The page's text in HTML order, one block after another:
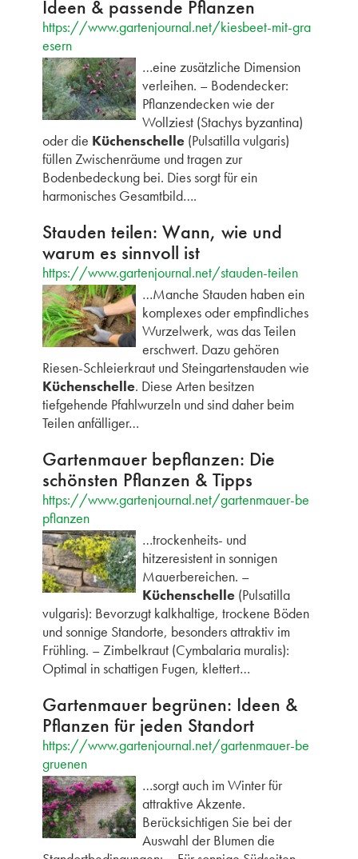
Ideen & passende Pflanzen
https://www.gartenjournal.net/kiesbeet-mit-gra
esern
…eine zusätzliche Dimension
verleihen. – Bodendecker:
Pflanzendecken wie der
Wollziest (Stachys byzantina)
oder die Küchenschelle(Pulsatilla vulgaris)
füllen Zwischenräume und tragen zur
Bodenbedeckung bei. Dies sorgt für ein
harmonisches Gesamtbild….
Stauden teilen: Wann, wie und
warum es sinnvoll ist
https://www.gartenjournal.net/stauden-teilen
…Manche Stauden haben ein
komplexes oder empfindliches
Wurzelwerk, was das Teilen
erschwert. Dazu gehören
Riesen-Schleierkraut und Steingartenstauden wie
Küchenschelle. Diese Arten besitzen
tiefgehende Pfahlwurzeln und sind daher beim
Teilen anfälliger…
Gartenmauer bepflanzen: Die
schönsten Pflanzen & Tipps
https://www.gartenjournal.net/gartenmauer-be
pflanzen
…trockenheits- und
hitzeresistent in sonnigen
Mauerbereichen. –
Küchenschelle(Pulsatilla
vulgaris): Bevorzugt kalkhaltige, trockene Böden
und sonnige Standorte, besonders attraktiv im
Frühling. – Zimbelkraut (Cymbalaria muralis):
Optimal in schattigen Fugen, klettert…
Gartenmauer begrünen: Ideen &
Pflanzen für jeden Standort
https://www.gartenjournal.net/gartenmauer-be
gruenen
…sorgt auch im Winter für
attraktive Akzente.
Berücksichtigen Sie bei der
Auswahl der Blumen die